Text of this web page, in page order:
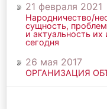
21 февраля 2021
Народничество/
сущность,
и актуальность их
сегодня
26 мая 2017
ОРГАНИЗАЦИЯ